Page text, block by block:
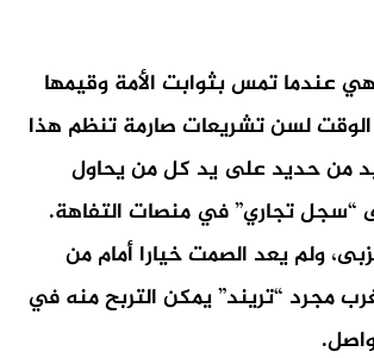
عندما تمس بثوابت الأمة وقيمها
الوقت لسن تشريعات صارمة تنظم هذا
من حديد على يد كل من يحاول
“سجل تجاري” في منصات التفاهة.
ولم يعد الصمت خيارا أمام من
مجرد “تريند” يمكن التربح منه في